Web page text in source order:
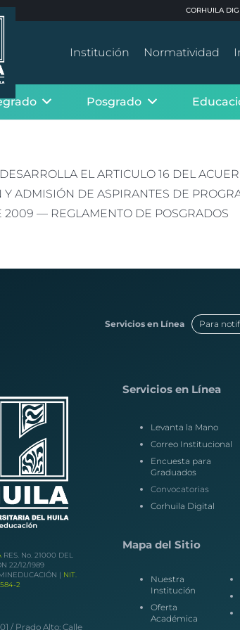
CORHUILA
Institución Normatividad
Posgrado
EL ARTICULO 16 DEL
Y ADMISIÓN DE ASPIRANTES DE
2009 — REGLAMENTO DE POSGRADOS
Servicios en Línea Para
RES. No. 21000 DEL
22/12/1989
| NIT.
2
/ Prado Alto: Calle
Servicios en Línea
Levanta la Mano
Correo Institucional
Encuesta para
Graduados
Convocatorias
Corhuila Digital
Mapa del Sitio
Nuestra
Institución
Oferta
Académica